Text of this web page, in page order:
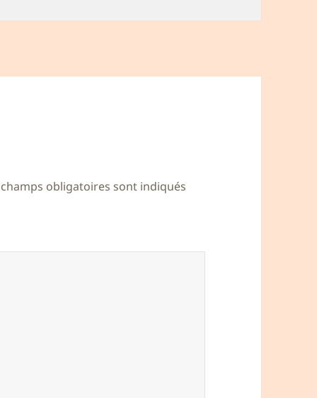
champs obligatoires sont indiqués